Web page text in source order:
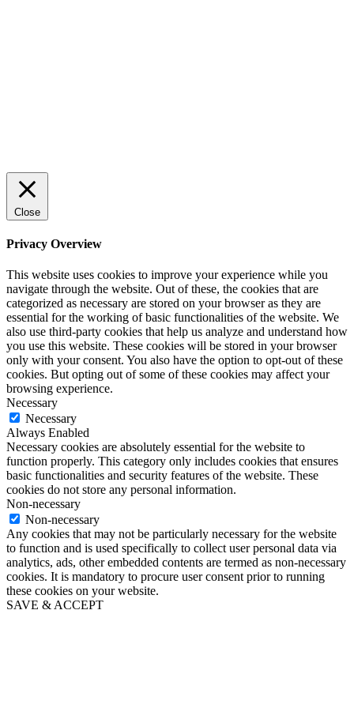
Close
Privacy Overview
This website uses cookies to improve your experience while you
navigate through the website. Out of these, the cookies that are
categorized as necessary are stored on your browser as they are
essential for the working of basic functionalities of the website. We
also use third-party cookies that help us analyze and understand how
you use this website. These cookies will be stored in your browser
only with your consent. You also have the option to opt-out of these
cookies. But opting out of some of these cookies may affect your
browsing experience.
Necessary
Necessary
Always Enabled
Necessary cookies are absolutely essential for the website to
function properly. This category only includes cookies that ensures
basic functionalities and security features of the website. These
cookies do not store any personal information.
Non-necessary
Non-necessary
Any cookies that may not be particularly necessary for the website
to function and is used specifically to collect user personal data via
analytics, ads, other embedded contents are termed as non-necessary
cookies. It is mandatory to procure user consent prior to running
these cookies on your website.
SAVE & ACCEPT